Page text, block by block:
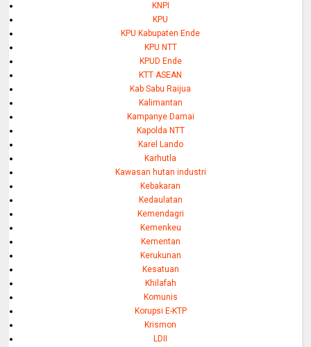
KNPI
KPU
KPU Kabupaten Ende
KPU NTT
KPUD Ende
KTT ASEAN
Kab Sabu Raijua
Kalimantan
Kampanye Damai
Kapolda NTT
Karel Lando
Karhutla
Kawasan hutan industri
Kebakaran
Kedaulatan
Kemendagri
Kemenkeu
Kementan
Kerukunan
Kesatuan
Khilafah
Komunis
Korupsi E-KTP
Krismon
LDII